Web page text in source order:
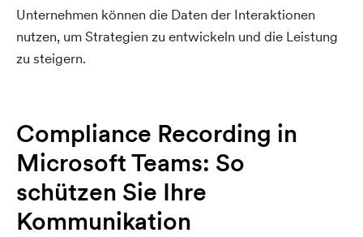
Unternehmen können die Daten der Interaktionen
nutzen, um Strategien zu entwickeln und die Leistung
zu steigern.
Compliance Recording in
Microsoft Teams: So
schützen Sie Ihre
Kommunikation